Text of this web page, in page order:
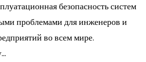
безопасность систем
проблемами для инженеров и
во всем мире.